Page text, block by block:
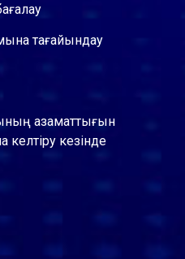
тағайындау
азаматтығын
келтіру кезінде